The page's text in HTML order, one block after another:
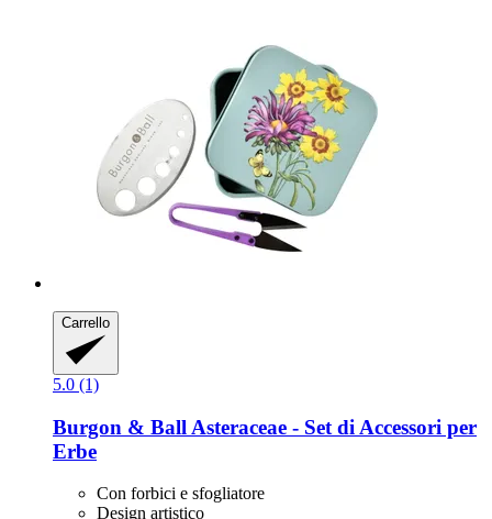
Carrello
5.0 (1)
Burgon & Ball Asteraceae -​ Set di Accessori per
Erbe
Con forbici e sfogliatore
Design artistico